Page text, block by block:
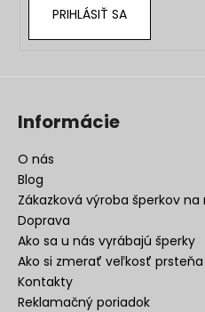
PRIHLÁSIŤ SA
Informácie
O nás
Blog
Zákazková výroba šperkov na
Doprava
Ako sa u nás vyrábajú šperky
Ako si zmerať veľkosť prsteňa
Kontakty
Reklamačný poriadok